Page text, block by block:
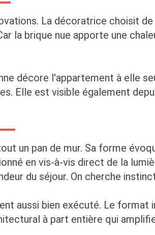
La décoratrice choisit
la brique nue apporte une
décore l'appartement à elle
Elle est visible également
un pan de mur. Sa forme
en vis-à-vis direct de la
du séjour. On cherche
aussi bien exécuté. Le
à part entière qui